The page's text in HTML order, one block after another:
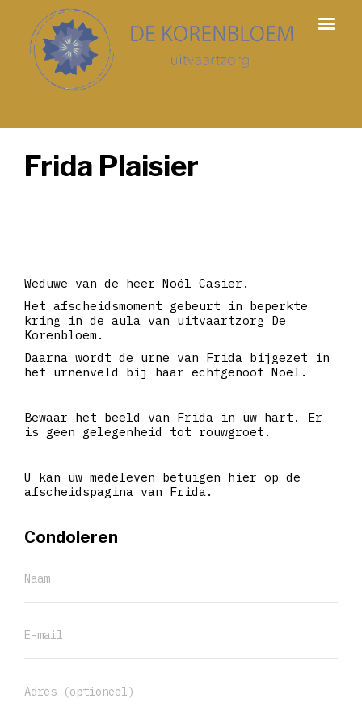
Frida Plaisier
Weduwe van de heer Noël Casier.
Het afscheidsmoment gebeurt in beperkte
kring in de aula van uitvaartzorg De
Korenbloem.
Daarna wordt de urne van Frida bijgezet in
het urnenveld bij haar echtgenoot Noël.
Bewaar het beeld van Frida in uw hart. Er
is geen gelegenheid tot rouwgroet.
U kan uw medeleven betuigen hier op de
afscheidspagina van Frida.
Condoleren